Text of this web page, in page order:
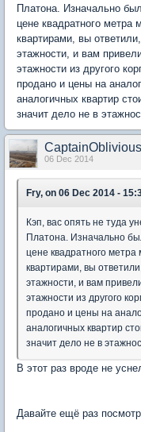
Платона. Изначально
цене квадратного
квартирами, вы
этажности, и вам
этажности из другого
продано и цены на
аналогичных квартир
значит дело не в
CaptainOblivious
06 Dec 2014
Fry, on 06 Dec 2014 -
Кэп, вас опять не туда
Платона. Изначально
цене квадратного
квартирами, вы
этажности, и вам
этажности из другого
продано и цены на
аналогичных квартир
значит дело не в
В этот раз вроде не
Давайте ещё раз